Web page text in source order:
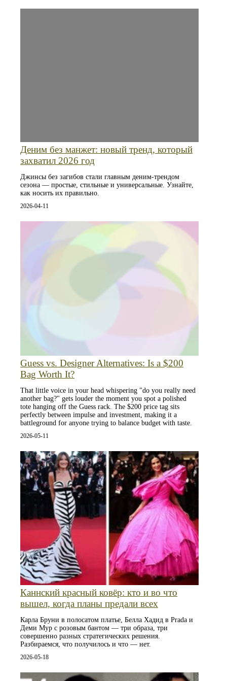
Деним без манжет: новый тренд, который
захватил 2026 год
Джинсы без загибов стали главным деним-трендом
сезона — простые, стильные и универсальные. Узнайте,
как носить их правильно.
2026-04-11
Guess vs. Designer Alternatives: Is a $200
Bag Worth It?
That little voice in your head whispering "do you really need
another bag?" gets louder the moment you spot a polished
tote hanging off the Guess rack. The $200 price tag sits
perfectly between impulse and investment, making it a
battleground for anyone trying to balance budget with taste.
2026-05-11
Каннский красный ковёр: кто и во что
вышел, когда планы предали всех
Карла Бруни в полосатом платье, Белла Хадид в Prada и
Деми Мур с розовым бантом — три образа, три
совершенно разных стратегических решения.
Разбираемся, что получилось и что — нет.
2026-05-18